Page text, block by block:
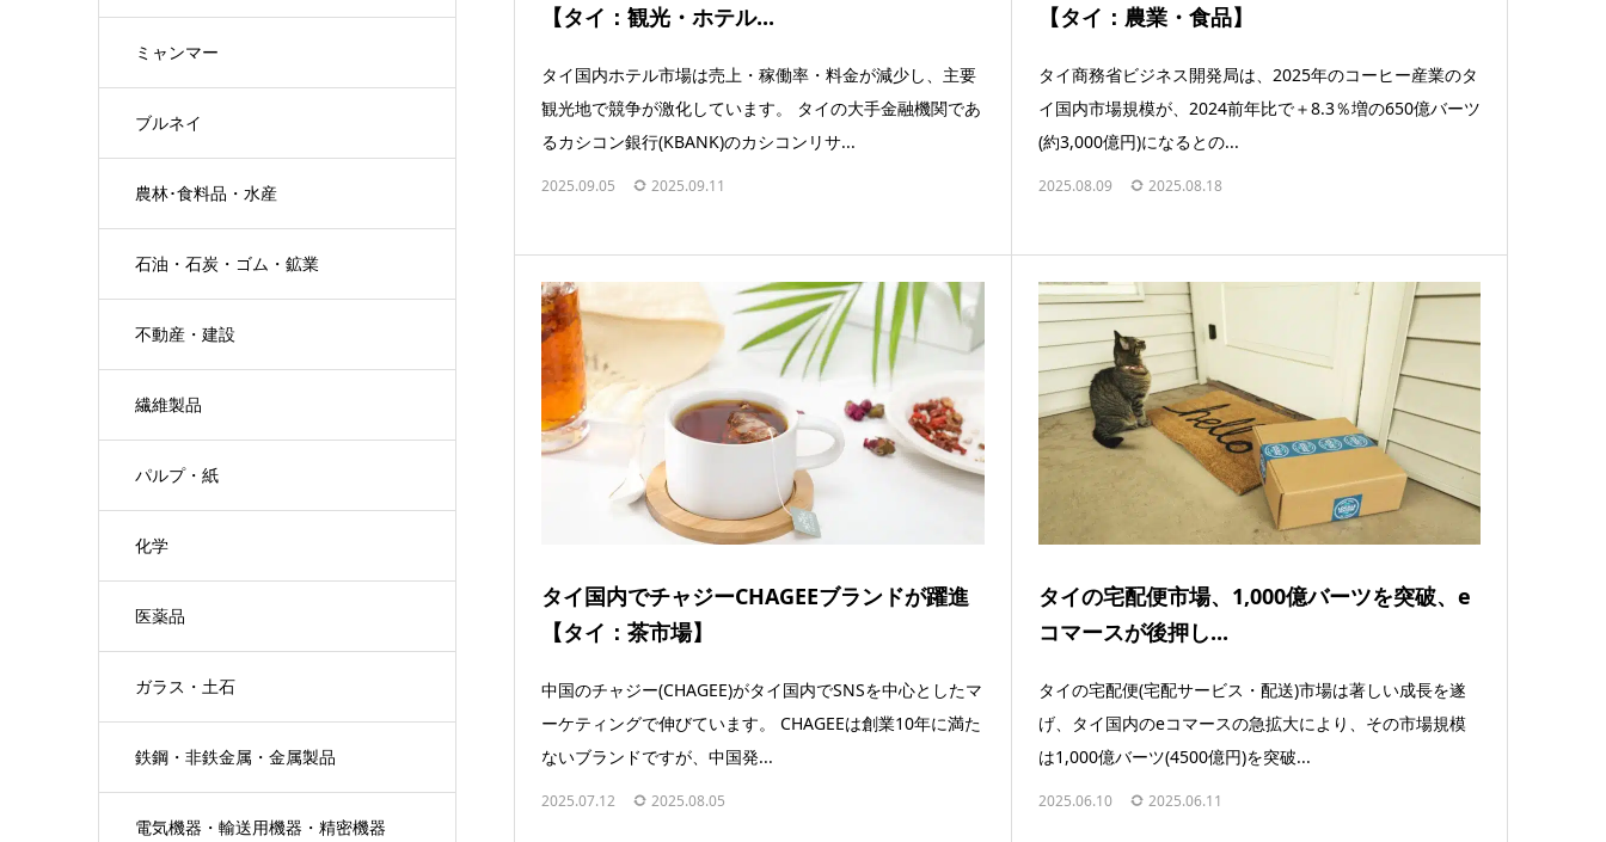
ミャンマー
ブルネイ
農林･食料品・水産
石油・石炭・ゴム・鉱業
不動産・建設
繊維製品
パルプ・紙
化学
医薬品
ガラス・土石
鉄鋼・非鉄金属・金属製品
電気機器・輸送用機器・精密機器
【タイ：観光・ホテル...
タイ国内ホテル市場は売上・稼働率・料金が減少し、主要
観光地で競争が激化しています。 タイの大手金融機関であ
るカシコン銀行(KBANK)のカシコンリサ...
2025.09.05 2025.09.11
【タイ：農業・食品】
タイ商務省ビジネス開発局は、2025年のコーヒー産業のタ
イ国内市場規模が、2024前年比で＋8.3％増の650億バーツ
(約3,000億円)になるとの...
2025.08.09 2025.08.18
タイ国内でチャジーCHAGEEブランドが躍進
【タイ：茶市場】
中国のチャジー(CHAGEE)がタイ国内でSNSを中心としたマ
ーケティングで伸びています。 CHAGEEは創業10年に満た
ないブランドですが、中国発...
2025.07.12 2025.08.05
タイの宅配便市場、1,000億バーツを突破、e
コマースが後押し...
タイの宅配便(宅配サービス・配送)市場は著しい成長を遂
げ、タイ国内のeコマースの急拡大により、その市場規模
は1,000億バーツ(4500億円)を突破...
2025.06.10 2025.06.11